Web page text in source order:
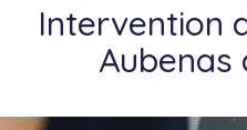
Intervention
Aubenas